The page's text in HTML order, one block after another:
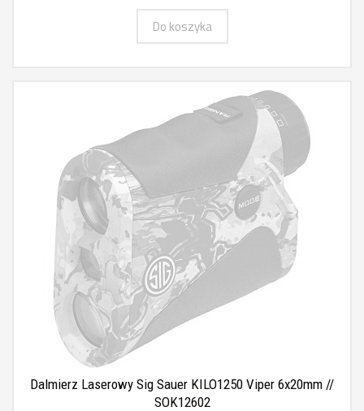
Do koszyka
Dalmierz Laserowy Sig Sauer KILO1250 Viper 6x20mm //
SOK12602